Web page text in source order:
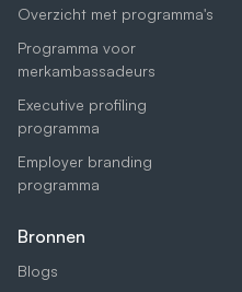
Overzicht met programma's
Programma voor
merkambassadeurs
Executive profiling
programma
Employer branding
programma
Bronnen
Blogs